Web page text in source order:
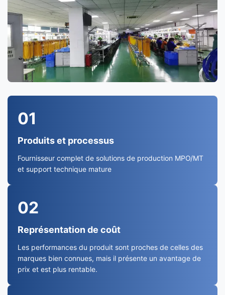
01
Produits et processus
Fournisseur complet de solutions de production MPO/MT
et support technique mature
02
Représentation de coût
Les performances du produit sont proches de celles des
marques bien connues, mais il présente un avantage de
prix et est plus rentable.